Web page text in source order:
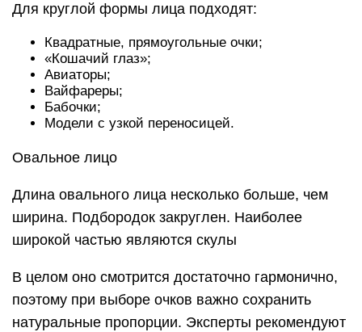
Для круглой формы лица подходят:
Квадратные, прямоугольные очки;
«Кошачий глаз»;
Авиаторы;
Вайфареры;
Бабочки;
Модели с узкой переносицей.
Овальное лицо
Длина овального лица несколько больше, чем
ширина. Подбородок закруглен. Наиболее
широкой частью являются скулы
В целом оно смотрится достаточно гармонично,
поэтому при выборе очков важно сохранить
натуральные пропорции. Эксперты рекомендуют